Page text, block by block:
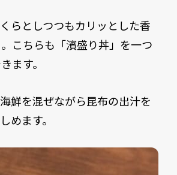
らとしつつもカリッとした香
こちらも「濱盛り丼」を一つ
ます。
鮮を混ぜながら昆布の出汁を
めます。